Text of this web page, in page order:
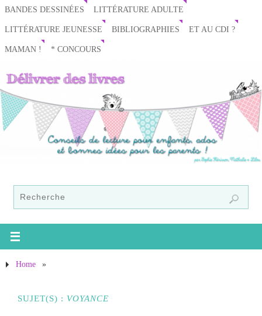
BANDES DESSINÉES LITTÉRATURE ADULTE
LITTÉRATURE JEUNESSE BIBLIOGRAPHIES ET AU CDI ?
MAMAN ! * CONCOURS
Home »
SUJET(S) : VOYANCE